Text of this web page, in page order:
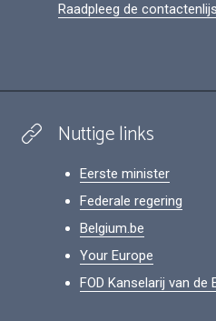
Raadpleeg de
Nuttige links
Eerste minister
Federale regering
Belgium.be
Your Europe
FOD Kanselarij van de